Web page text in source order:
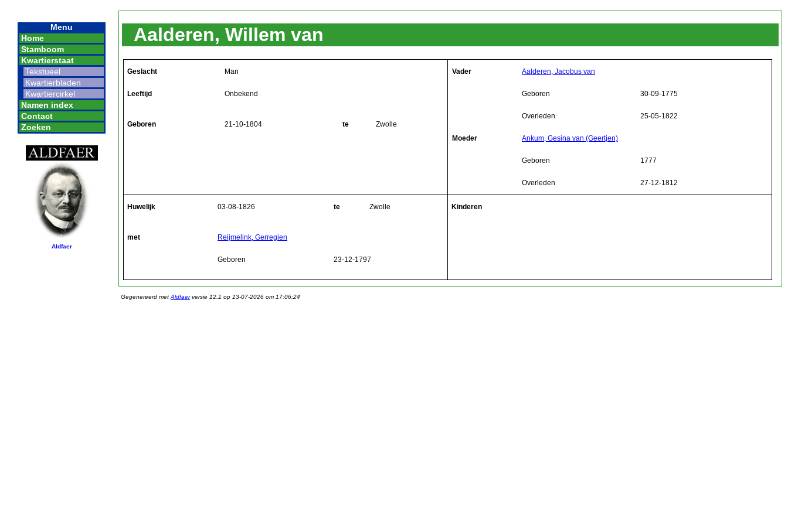
Menu
Home
Stamboom
Kwartierstaat
Tekstueel
Kwartierbladen
Kwartiercirkel
Namen index
Contact
Zoeken
Aldfaer
Aalderen, Willem van
Geslacht Man
Leeftijd Onbekend
Geboren 21-10-1804 te Zwolle
Vader Aalderen, Jacobus van
Geboren 30-09-1775
Overleden 25-05-1822
Moeder Ankum, Gesina van (Geertjen)
Geboren 1777
Overleden 27-12-1812
Huwelijk 03-08-1826 te Zwolle
met Reijmelink, Gerregien
Geboren 23-12-1797
Kinderen
Gegenereerd met Aldfaerversie 12.1 op 13-07-2026 om 17:06:24